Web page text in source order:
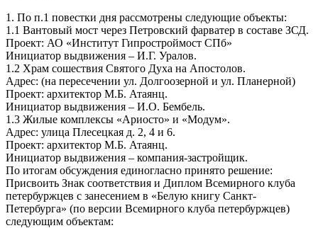
1. По п.1 повестки дня рассмотрены следующие объекты:
1.1 Вантовый мост через Петровский фарватер в составе ЗСД.
Проект: АО «Институт Гипростроймост СПб»
Инициатор выдвижения – И.Г. Уралов.
1.2 Храм сошествия Святого Духа на Апостолов.
Адрес: (на пересечении ул. Долгоозерной и ул. Планерной)
Проект: архитектор М.Б. Атаянц.
Инициатор выдвижения – И.О. Бембель.
1.3 Жилые комплексы «Ариосто» и «Модум».
Адрес: улица Плесецкая д. 2, 4 и 6.
Проект: архитектор М.Б. Атаянц.
Инициатор выдвижения – компания-застройщик.
По итогам обсуждения единогласно принято решение:
Присвоить Знак соответствия и Диплом Всемирного клуба
петербуржцев с занесением в «Белую книгу Санкт-
Петербурга» (по версии Всемирного клуба петербуржцев)
следующим объектам: